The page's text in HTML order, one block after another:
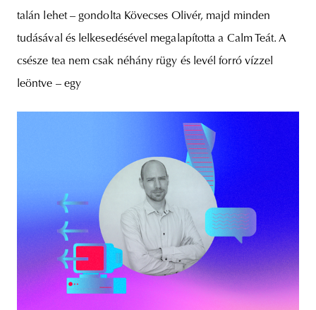
talán lehet – gondolta Kövecses Olivér, majd minden
tudásával és lelkesedésével megalapította a Calm Teát. A
csésze tea nem csak néhány rügy és levél forró vízzel
leöntve – egy